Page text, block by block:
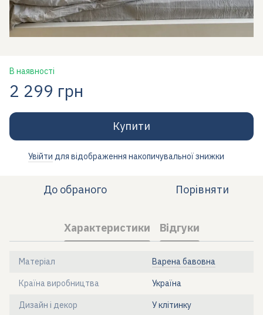
В наявності
2 299 грн
Купити
Увійти для відображення накопичувальної знижки
До обраного Порівняти
Характеристики Відгуки
Матеріал Варена бавовна
Країна виробництва Україна
Дизайн і декор У клітинку